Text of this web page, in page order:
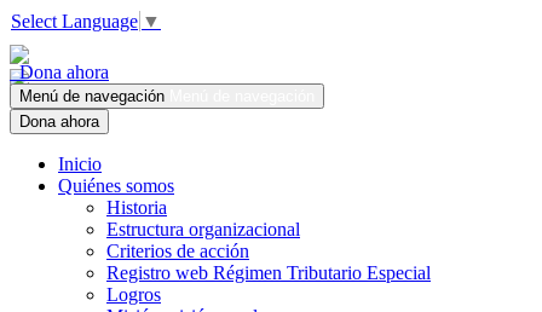
Select Language ▼
Dona ahora
Menú de navegación
Dona ahora
Inicio
Quiénes somos
Historia
Estructura organizacional
Criterios de acción
Registro web Régimen Tributario Especial
Logros